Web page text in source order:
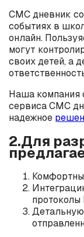
СМС дневник
событиях в
онлайн.
могут
своих детей, а
Наша компания
сервиса СМС
надежное
2.Для
протоколы
Детальную